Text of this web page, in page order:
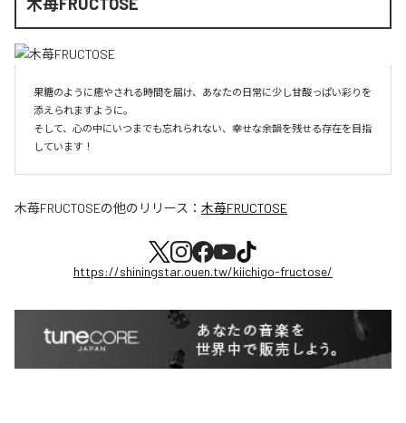
木苺FRUCTOSE
果糖のように癒やされる時間を届け、あなたの日常に少し甘酸っぱい彩りを
添えられますように。
そして、心の中にいつまでも忘れられない、幸せな余韻を残せる存在を目指
しています！
木苺FRUCTOSEの他のリリース： 木苺FRUCTOSE
https://shiningstar.ouen.tw/kiichigo-fructose/